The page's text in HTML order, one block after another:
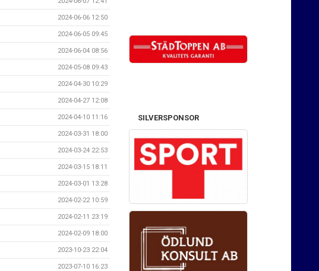
2024-06-06 12:50
2024-06-05 09:45
2024-06-04 08:56
2024-05-08 09:43
2024-04-30 10:29
2024-04-27 12:08
2024-04-10 11:16
2024-03-31 18:00
2024-03-24 22:53
2024-03-15 18:11
2024-03-01 13:28
2024-02-22 10:59
2024-02-11 23:19
2024-02-09 18:00
2023-10-23 22:04
2023-07-10 16:23
SILVERSPONSOR